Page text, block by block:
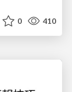
0 410